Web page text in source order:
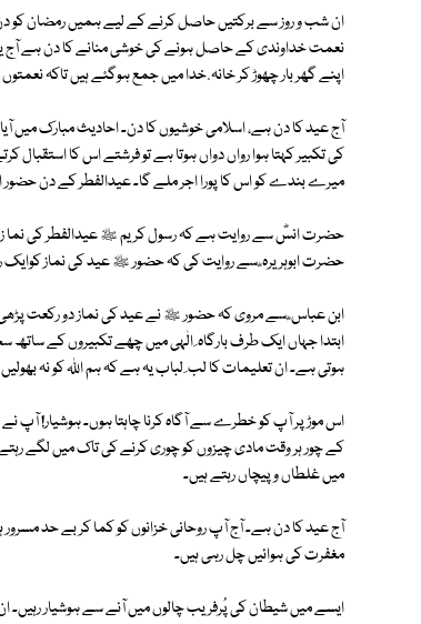
ان شب و روز سے برکتیں حاصل کرنے کے لیے ہمیں رمضان کو دن
نعمت خداوندی کے حاصل ہونے کی خوشی منانے کا دن ہے آج
اپنے گھر بار چھوڑ کر خانہ ٔ خدا میں جمع ہوگئے ہیں تاکہ
آج عید کا دن ہے، اسلامی خوشیوں کا دن۔ احادیث مبارک
کی تکبیر کہتا ہوا رواں دواں ہوتا ہے تو فرشتے اس کا
میرے بندے کو اس کا پورا اجر ملے گا۔ عیدالفطر کے دن
حضرت انسؓ سے روایت ہے کہ رسول کریم ﷺ عیدالفطر کی نما ز
حضرت ابوہریرہ ؓ سے روایت کی کہ حضور ﷺ عید کی نماز
ابن عباس ؓ سے مروی کہ حضور ﷺ نے عید کی نماز دو رکعت
ابتدا جہاں ایک طرف بارگاہ ِ الٰہی میں چھے تکبیروں کے
ہوتی ہے۔ ان تعلیمات کا لب ِ لباب یہ ہے کہ ہم اﷲ کو نہ
اس موڑ پر آپ کو خطرے سے آگاہ کرنا چاہتا ہوں۔ ہوشیار!
کے چور ہر وقت مادی چیزوں کو چوری کرنے کی تاک میں لگے
میں غلطاں و پیچاں رہتے ہیں۔
آج عید کا دن ہے۔ آج آپ روحانی خزانوں کو کما کر بے حد
مغفرت کی ہوائیں چل رہی ہیں۔
ایسے میں شیطان کی پُرفریب چالوں میں آنے سے ہوشیار